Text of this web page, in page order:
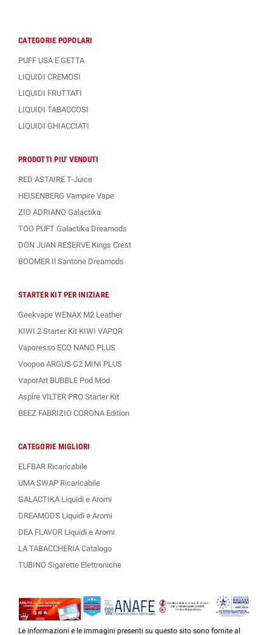
CATEGORIE POPOLARI
PUFF USA E GETTA
LIQUIDI CREMOSI
LIQUIDI FRUTTATI
LIQUIDI TABACCOSI
LIQUIDI GHIACCIATI
PRODOTTI PIU' VENDUTI
RED ASTAIRE T-Juice
HEISENBERG Vampire Vape
ZIO ADRIANO Galactika
TOO PUFT Galactika Dreamods
DON JUAN RESERVE Kings Crest
BOOMER Il Santone Dreamods
STARTER KIT PER INIZIARE
Geekvape WENAX M2 Leather
KIWI 2 Starter Kit KIWI VAPOR
Vaporesso ECO NANO PLUS
Voopoo ARGUS G2 MINI PLUS
VaporArt BUBBLE Pod Mod
Aspire VILTER PRO Starter Kit
BEEZ FABRIZIO CORONA Edition
CATEGORIE MIGLIORI
ELFBAR Ricaricabile
UMA SWAP Ricaricabile
GALACTIKA Liquidi e Aromi
DREAMODS Liquidi e Aromi
DEA FLAVOR Liquidi e Aromi
LA TABACCHERIA Catalogo
TUBINO Sigarette Elettroniche
Le informazioni e le immagini presenti su questo sito sono fornite al